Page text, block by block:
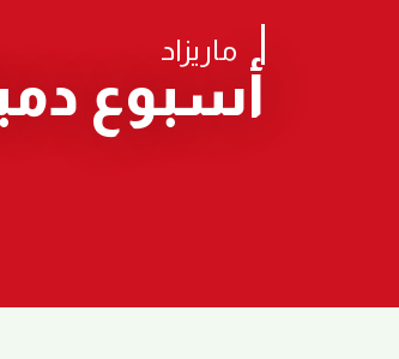
ماريزاد
أسبوع